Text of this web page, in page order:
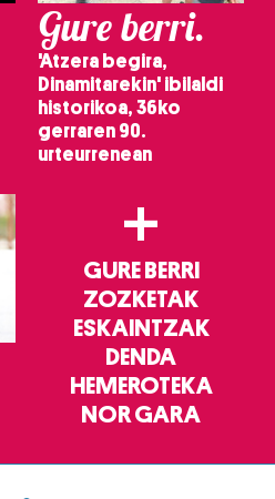
Gure berri.
'Atzera begira,
Dinamitarekin' ibilaldi
historikoa, 36ko
gerraren 90.
urteurrenean
+
GURE BERRI
ZOZKETAK
ESKAINTZAK
DENDA
HEMEROTEKA
NOR GARA